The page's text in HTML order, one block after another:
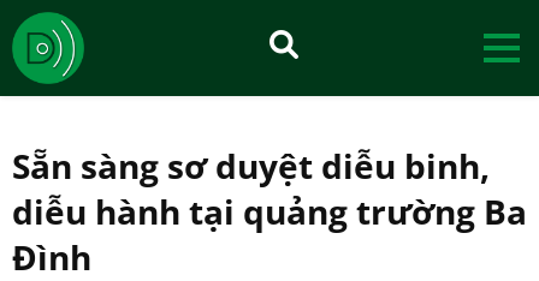
Sẵn sàng sơ duyệt diễu binh,
diễu hành tại quảng trường Ba
Đình